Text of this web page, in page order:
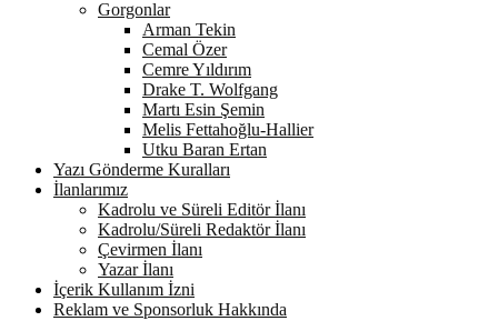
Gorgonlar
Arman Tekin
Cemal Özer
Cemre Yıldırım
Drake T. Wolfgang
Martı Esin Şemin
Melis Fettahoğlu-Hallier
Utku Baran Ertan
Yazı Gönderme Kuralları
İlanlarımız
Kadrolu ve Süreli Editör İlanı
Kadrolu/Süreli Redaktör İlanı
Çevirmen İlanı
Yazar İlanı
İçerik Kullanım İzni
Reklam ve Sponsorluk Hakkında